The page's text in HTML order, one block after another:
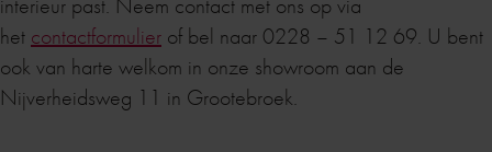
het contactformulier of bel naar 0228 – 51 12 69. U bent
ook van harte welkom in onze showroom aan de
Nijverheidsweg 11 in Grootebroek.